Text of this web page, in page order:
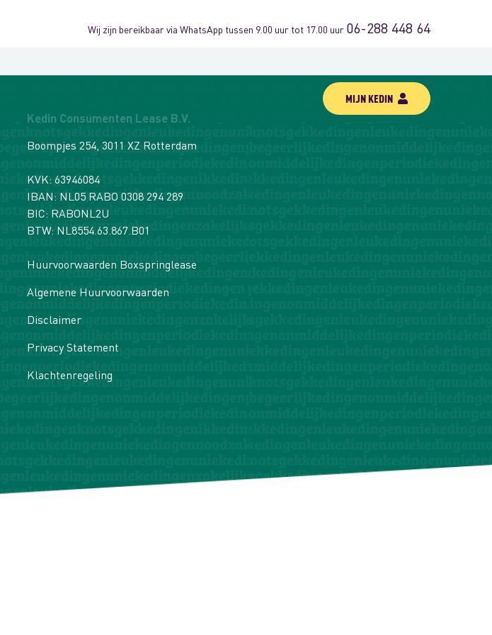
Wij zijn bereikbaar via WhatsApp tussen 9.00 uur tot 17.00 uur 06-288 448 64
MIJN KEDIN
Kedin Consumenten Lease B.V.
Boompjes 254, 3011 XZ Rotterdam
KVK: 63946084
IBAN: NL05 RABO 0308 294 289
BIC: RABONL2U
BTW: NL8554.63.867.B01
Huurvoorwaarden Boxspringlease
Algemene Huurvoorwaarden
Disclaimer
Privacy Statement
Klachtenregeling